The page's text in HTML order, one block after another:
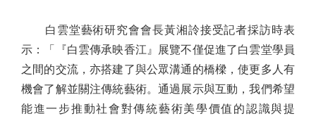
白雲堂藝術研究會會長黃湘詅接受記者採訪時表
示：「『白雲傳承映香江』展覽不僅促進了白雲堂學員
之間的交流，亦搭建了與公眾溝通的橋樑，使更多人有
機會了解並關注傳統藝術。通過展示與互動，我們希望
能進一步推動社會對傳統藝術美學價值的認識與提